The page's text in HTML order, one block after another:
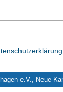
e.V., Neue